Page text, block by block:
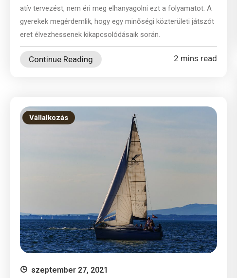
atív tervezést, nem éri meg elhanyagolni ezt a folyamatot. A
gyerekek megérdemlik, hogy egy minőségi közterületi játszót
eret élvezhessenek kikapcsolódásaik során.
Continue Reading 2 mins read
Vállalkozás
szeptember 27, 2021